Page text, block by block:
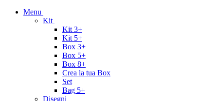
Menu
Kit
Kit 3+
Kit 5+
Box 3+
Box 5+
Box 8+
Crea la tua Box
Set
Bag 5+
Disegni